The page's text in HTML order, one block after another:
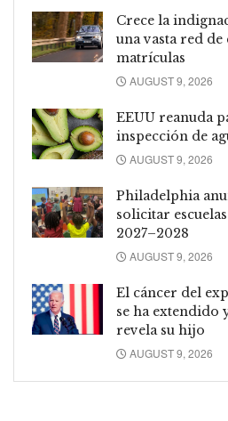
Crece la
una vasta red
matrículas
AUGUST 9, 2026
EEUU reanuda
inspección de
AUGUST 9, 2026
Philadelphia
solicitar
2027–2028
AUGUST 9, 2026
El cáncer del
se ha extendido
revela su hijo
AUGUST 9, 2026